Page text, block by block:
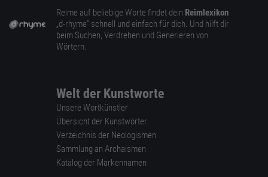
Reime auf beliebige Worte findet dein Reimlexikon
„d-rhyme” schnell und einfach für dich. Und hilft dir
beim Suchen, Verdrehen und Generieren von
Wörtern.
Welt der Kunstworte
Unsere Wortkünstler
Übersicht der Kunstwörter
Verzeichnis der Neologismen
Sammlung an Archaismen
Katalog der Markennamen